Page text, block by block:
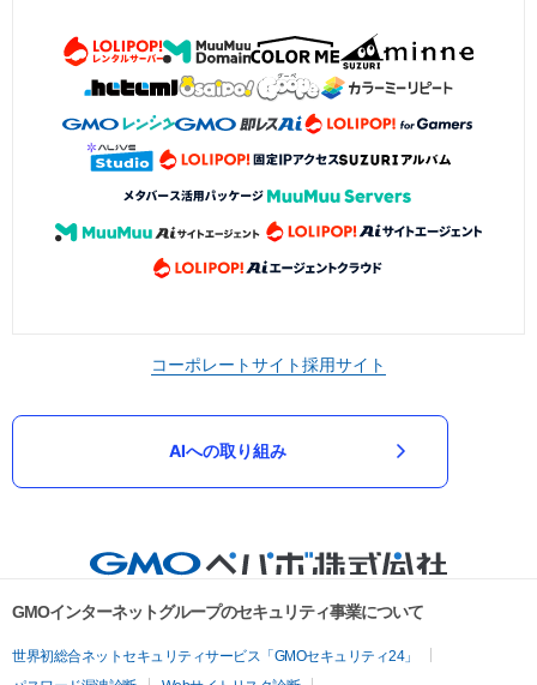
コーポレートサイト採用サイト
AIへの取り組み
GMOインターネットグループのセキュリティ事業について
世界初総合ネットセキュリティサービス「GMOセキュリティ24」